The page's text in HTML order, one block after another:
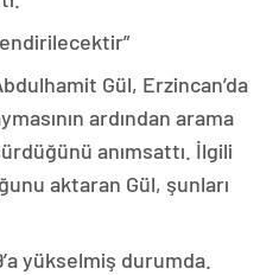
Gül, Erzincan’da
ardından arama
anımsattı. İlgili
aktaran Gül, şunları
yükselmiş durumda.